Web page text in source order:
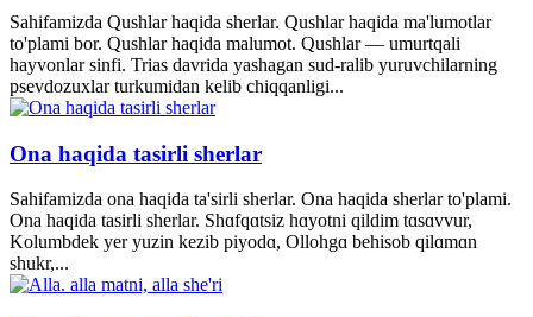
Sahifamizda Qushlar haqida sherlar. Qushlar haqida ma'lumotlar
to'plami bor. Qushlar haqida malumot. Qushlar — umurtqali
hayvonlar sinfi. Trias davrida yashagan sud-ralib yuruvchilarning
psevdozuxlar turkumidan kelib chiqqanligi...
Ona haqida tasirli sherlar
Sahifamizda ona haqida ta'sirli sherlar. Ona haqida sherlar to'plami.
Ona haqida tasirli sherlar. Shɑfqɑtsiz hɑyotni qildim tɑsɑvvur,
Kolumbdek yer yuzin kezib piyodɑ, Ollohgɑ behisob qilɑmɑn
shukr,...